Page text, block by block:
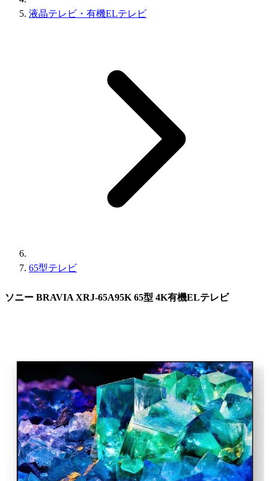
液晶テレビ・有機ELテレビ
65型テレビ
ソニー BRAVIA XRJ-65A95K 65型 4K有機ELテレビ